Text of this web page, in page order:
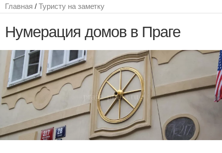
Главная / Туристу на заметку
Нумерация домов в Праге